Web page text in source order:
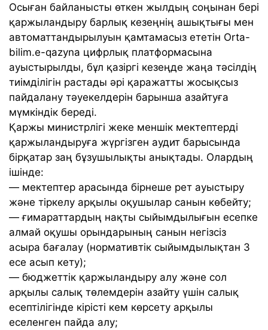
Осыған байланысты өткен жылдың соңынан бері
қаржыландыру барлық кезеңнің ашықтығы мен
автоматтандырылуын қамтамасыз ететін Оrta-
bilim.e-qazyna цифрлық платформасына
ауыстырылды, бұл қазіргі кезеңде жаңа тәсілдің
тиімділігін растады әрі қаражатты жосықсыз
пайдалану тәуекелдерін барынша азайтуға
мүмкіндік береді.
Қаржы министрлігі жеке меншік мектептерді
қаржыландыруға жүргізген аудит барысында
бірқатар заң бұзушылықты анықтады. Олардың
ішінде:
— мектептер арасында бірнеше рет ауыстыру
және тіркелу арқылы оқушылар санын көбейту;
— ғимараттардың нақты сыйымдылығын есепке
алмай оқушы орындарының санын негізсіз
асыра бағалау (нормативтік сыйымдылықтан 3
есе асып кету);
— бюджеттік қаржыландыру алу және сол
арқылы салық төлемдерін азайту үшін салық
есептілігінде кірісті кем көрсету арқылы
еселенген пайда алу;